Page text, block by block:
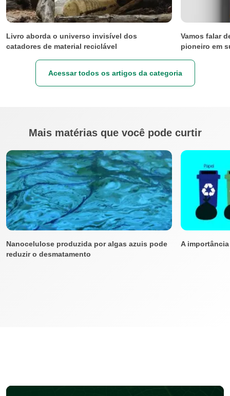
Livro aborda o universo invisível dos
catadores de material reciclável
Vamos falar
pioneiro em
Acessar todos os artigos da categoria
Mais matérias que você pode curtir
Nanocelulose produzida por algas azuis pode
reduzir o desmatamento
A